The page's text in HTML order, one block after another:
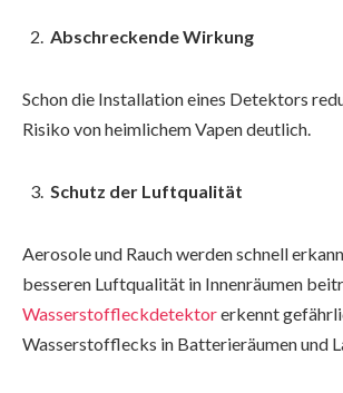
Abschreckende Wirkung
Schon die Installation eines Detektors
Risiko von heimlichem Vapen deutlich.
Schutz der Luftqualität
Aerosole und Rauch werden schnell
besseren Luftqualität in Innenräumen
Wasserstoffleckdetektorerkennt
Wasserstofflecks in Batterieräumen und